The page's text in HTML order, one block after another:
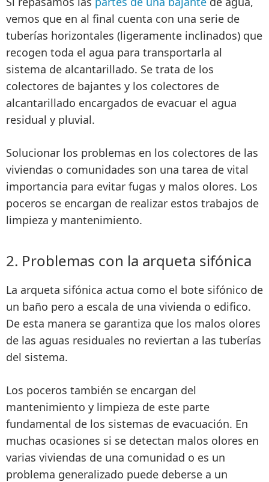
vemos que en al final cuenta con una serie de
tuberías horizontales (ligeramente inclinados) que
recogen toda el agua para transportarla al
sistema de alcantarillado. Se trata de los
colectores de bajantes y los colectores de
alcantarillado encargados de evacuar el agua
residual y pluvial.
Solucionar los problemas en los colectores de las
viviendas o comunidades son una tarea de vital
importancia para evitar fugas y malos olores. Los
poceros se encargan de realizar estos trabajos de
limpieza y mantenimiento.
2. Problemas con la arqueta sifónica
La arqueta sifónica actua como el bote sifónico de
un baño pero a escala de una vivienda o edifico.
De esta manera se garantiza que los malos olores
de las aguas residuales no reviertan a las tuberías
del sistema.
Los poceros también se encargan del
mantenimiento y limpieza de este parte
fundamental de los sistemas de evacuación. En
muchas ocasiones si se detectan malos olores en
varias viviendas de una comunidad o es un
problema generalizado puede deberse a un